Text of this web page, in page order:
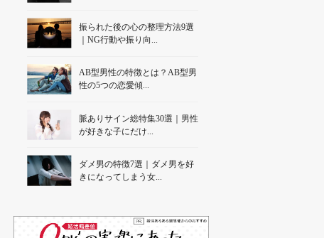
振られた後の心の整理方法9選
｜NG行動や振り向...
AB型男性の特徴とは？AB型男
性の5つの恋愛傾...
脈ありサイン総特集30選｜男性
が好きな子にだけ...
ダメ男の特徴7選｜ダメ男を好
きになってしまう女...